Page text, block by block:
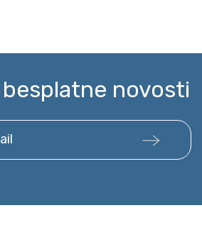
besplatne novosti